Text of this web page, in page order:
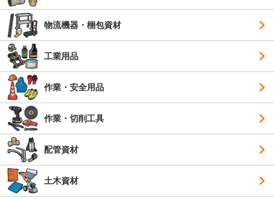
物流機器・梱包資材
工業用品
作業・安全用品
作業・切削工具
配管資材
土木資材